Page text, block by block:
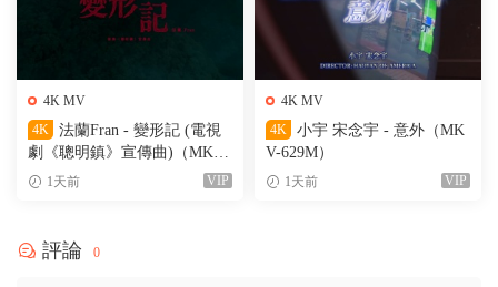
4K MV
4K
法蘭Fran - 變形記 (電視
劇《聰明鎮》宣傳曲)（MKV-
205M）
1天前 VIP
4K MV
4K
小宇 宋念宇 - 意外（MK
V-629M）
1天前 VIP
評論 0